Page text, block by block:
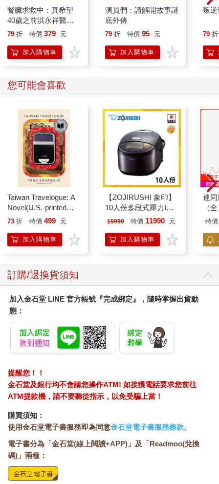
正因為是充滿回憶的物品，所以也希望可以把它們好好保管在某
個地方。
無論是有意義的物品、想要保護的物品，或是想要保持距離、不
想見到的物品……
如果您有這樣的物品，歡迎光臨「十年屋」。
本店將連同您的回憶，妥善保管您的重要物品。
這段文字太打動人心，太不可思議又充滿了魅力，而且完全符合
彼特目前的需求。
卡片內一定寫了關於「十年屋」的情況，於是彼特急忙打開對折
的卡片。
耀眼的金色光芒瞬間射出，他感到眼睛都花了，用力閉上了眼。
彼特還聞到了淡淡的香氣，那是他最愛的牛奶糖香味。啊，他知
道這股香氣裡還使用了堅果和肉桂增添風味。他想起母親以前常
做的牛奶糖，心情就完全放鬆了。
他感覺到光芒漸漸收斂，於是悄悄睜開了眼睛。
「啊……」
彼特頓時說不出話。
明明剛才還在自己家裡，沒想到在不知不覺中，竟然來到了戶
外，而且周圍的風景很陌生。
糊，甚至無法分辨現在的天色是白天還是晚上。周圍靜悄悄的，
一個人影都沒有。
燈塔般呼喚著他，對他說：「來呀，過來這裡。」
彼特在濃霧中走向燈光的方向。
走沒幾步，就看到一道門。那道門像雪一樣白，門上的彩色玻璃
拼出了勿忘草的圖案。
門上寫著「十年屋」。
「這、這裡就是『十年屋』嗎？」
咕嚕。彼特用力吞著口水。
突然出的神奇卡片，又在轉眼之間帶他來到陌生的地方。這些事
這是魔法。是魔法把他帶來這個地方。
彼特微微發抖，伸手推開了白色的門走進屋內。
「叮鈴鈴。」掛在門上的鈴鐺發出了清脆的聲音。
「太……壯觀了。」
彼特瞪大了眼睛，因為他發現屋內堆滿了東西，簡直就像是倉庫
一樣。
閃閃發亮的寶石和首飾。
很多東西看起來像破銅爛鐵，也有的已經破損了，甚至還有吃剩
的蛋糕。
但是，所有的物品都散發出一種難以用言語表達的氣氛。
腎臟求救中：真希望
40歲之前洪永祥醫師
就告訴我這些事
79 折 特價 379 元
加入購物車
演員們：請解開故事謎
底外傳
79 折 特價 95 元
加入購物車
叛逆
79 折
您可能會喜歡
Taiwan Travelogue: A
Novel(U.S.-printed
edition)
73 折 特價 499 元
加入購物車
【ZOJIRUSHI 象印】
10人份多段式壓力IH
微電腦電子鍋(NP-
15999 特價 11990 元
加入購物車
連
（
特價
訂購/退換貨須知
加入金石堂 LINE 官方帳號『完成綁定』，隨時掌握出貨動
態：
提醒您！！
金石堂及銀行均不會請您操作ATM! 如接獲電話要求您前往
ATM提款機，請不要聽從指示，以免受騙上當！
購買須知：
使用金石堂電子書服務即為同意金石堂電子書服務條款。
電子書分為「金石堂(線上閱讀+APP)」及「Readmoo(兌換
碼)」兩種：